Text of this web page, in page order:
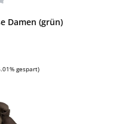
Damen (grün)
gespart)